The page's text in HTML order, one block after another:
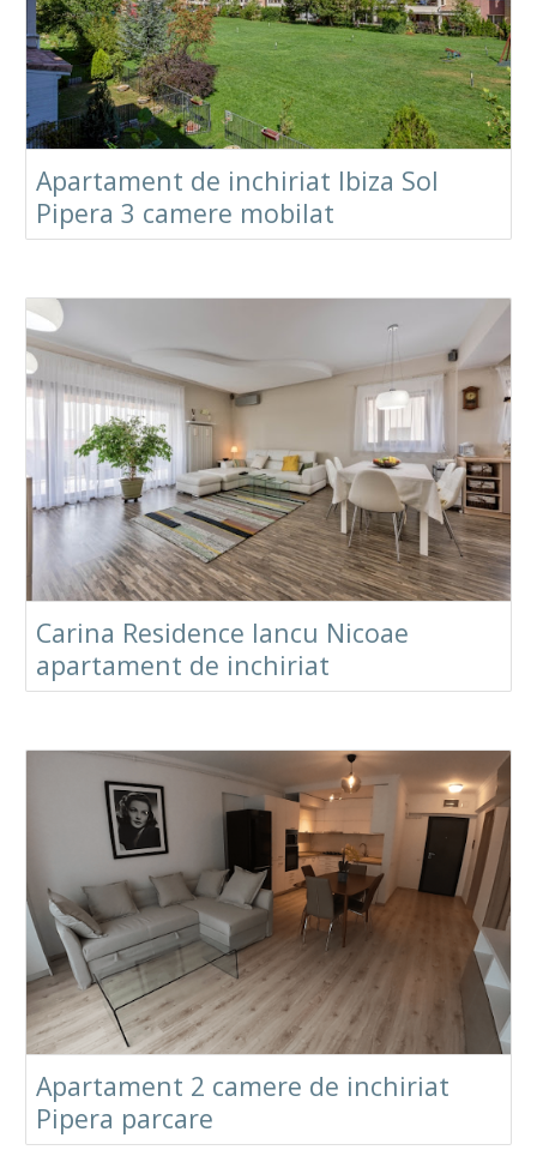
Apartament de inchiriat Ibiza Sol
Pipera 3 camere mobilat
Carina Residence Iancu Nicoae
apartament de inchiriat
Apartament 2 camere de inchiriat
Pipera parcare